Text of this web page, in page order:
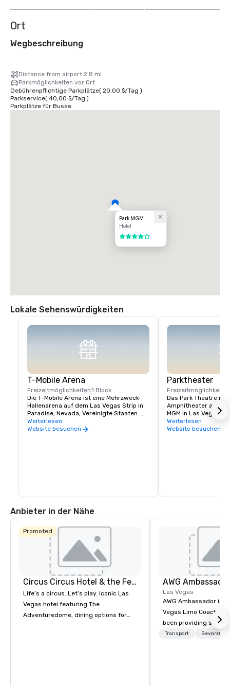
Ort
Wegbeschreibung
Distance from airport 2.8 mi
Parkmöglichkeiten vor Ort
Gebührenpflichtige Parkplätze( 20,00 $/Tag )
Parkservice( 40,00 $/Tag )
Parkplätze für Busse
Park MGM
Hotel
4 von 5
Lokale Sehenswürdigkeiten
T-Mobile Arena
Freizeitmöglichkeiten1 Block
Die T-Mobile Arena ist eine Mehrzweck-
Hallenarena auf dem Las Vegas Strip in
Paradise, Nevada, Vereinigte Staaten.
Sie ist die Heimstätte der Vegas Golden
Knights aus der National Hockey League,
Weiterlesen
Website besuchen
Parktheater
Freizeitmöglichkeiten
Das Park Theatre ist
Amphitheater auf
MGM in Las Vegas,
das im Dezember
veranstaltet
Weiterlesen
Website besuchen
Anbieter in der Nähe
Promoted
Circus Circus Hotel & the Festival Grounds
Life’s a circus. Let’s play. Iconic Las
Vegas hotel featuring The
Adventuredome, dining options for
AWG Ambassador
Las Vegas
AWG Ambassador is
Vegas Limo Coach
been providing
and leisure travelers
Transport